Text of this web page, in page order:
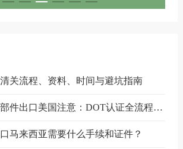
清关流程、资料、时间与避坑指南
机动车及零部件出口美国注意：DOT认证全流程与合规要点详解
马来西亚需要什么手续和证件？